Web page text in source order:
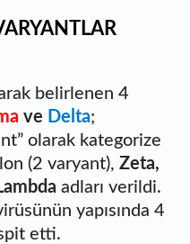
belirlenen 4
ve Delta;
olarak kategorize
(2 varyant), Zeta,
adları verildi.
yapısında 4
etti.